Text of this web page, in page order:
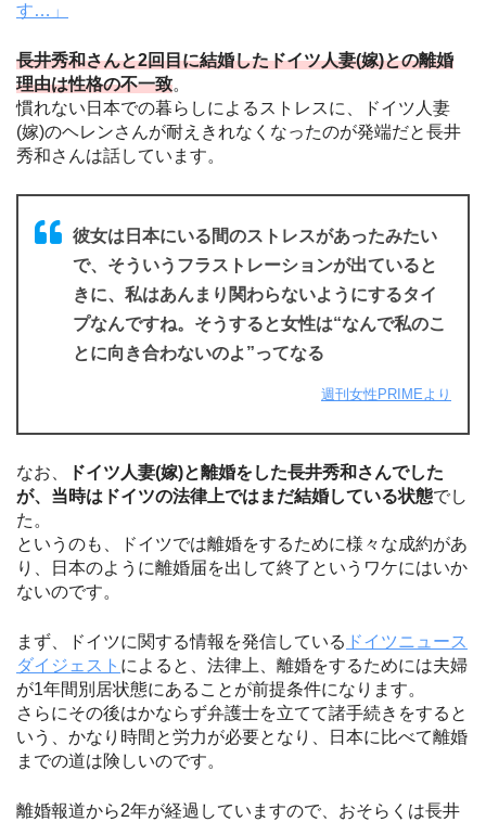
す…」
長井秀和さんと2回目に結婚したドイツ人妻(嫁)との離婚
理由は性格の不一致。
慣れない日本での暮らしによるストレスに、ドイツ人妻
(嫁)のヘレンさんが耐えきれなくなったのが発端だと長井
秀和さんは話しています。
彼女は日本にいる間のストレスがあったみたい
で、そういうフラストレーションが出ていると
きに、私はあんまり関わらないようにするタイ
プなんですね。そうすると女性は“なんで私のこ
とに向き合わないのよ”ってなる
週刊女性PRIMEより
なお、
ドイツ人妻(嫁)と離婚をした長井秀和さんでした
が、当時はドイツの法律上ではまだ結婚している状態でし
た。
というのも、ドイツでは離婚をするために様々な成約があ
り、日本のように離婚届を出して終了というワケにはいか
ないのです。
まず、ドイツに関する情報を発信している ドイツニュース
ダイジェスト によると、法律上、離婚をするためには夫婦
が1年間別居状態にあることが前提条件になります。
さらにその後はかならず弁護士を立てて諸手続きをすると
いう、かなり時間と労力が必要となり、日本に比べて離婚
までの道は険しいのです。
離婚報道から2年が経過していますので、おそらくは長井